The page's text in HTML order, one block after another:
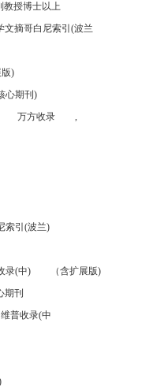
教授博士以上
文摘哥白尼索引(波兰
)
心期刊)
万方收录
,
索引(波兰)
录(中)
（含扩展版)
期刊
维普收录(中